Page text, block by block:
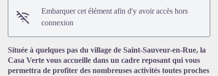
Voir l'image en plein écran
Embarquer cet élément afin d'y avoir accès hors
connexion
Située à quelques pas du village de Saint-Sauveur-en-Rue, la
Casa Verte vous accueille dans un cadre reposant qui vous
permettra de profiter des nombreuses activités toutes proches